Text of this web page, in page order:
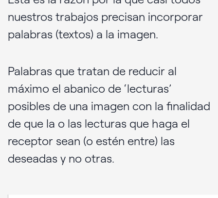
nuestros trabajos precisan incorporar
palabras (textos) a la imagen.
Palabras que tratan de reducir al
máximo el abanico de ‘lecturas’
posibles de una imagen con la finalidad
de que la o las lecturas que haga el
receptor sean (o estén entre) las
deseadas y no otras.